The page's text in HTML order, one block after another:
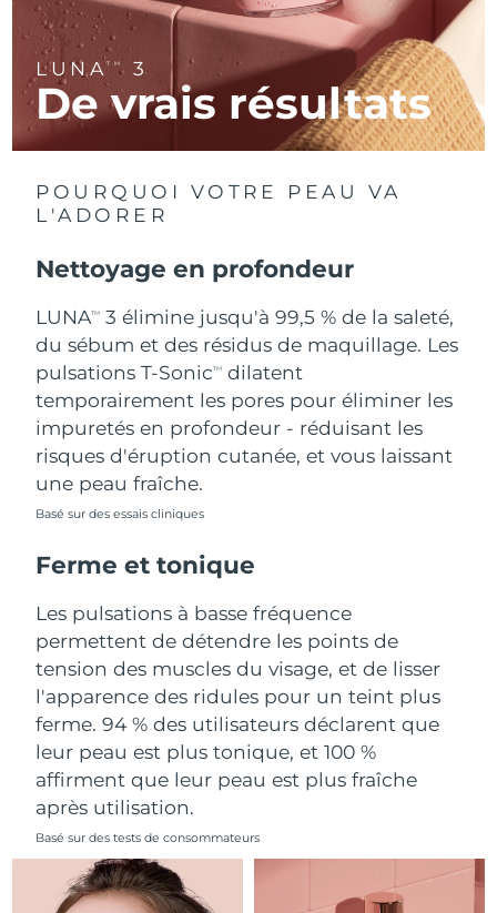
LUNATM 3
De vrais résultats
POURQUOI VOTRE PEAU VA
L'ADORER
Nettoyage en profondeur
LUNATM
3 élimine jusqu'à 99,5 % de la saleté,
du sébum et des résidus de maquillage. Les
pulsations T-SonicTM
dilatent
temporairement les pores pour éliminer les
impuretés en profondeur - réduisant les
risques d'éruption cutanée, et vous laissant
une peau fraîche.
Basé sur des essais cliniques
Ferme et tonique
Les pulsations à basse fréquence
permettent de détendre les points de
tension des muscles du visage, et de lisser
l'apparence des ridules pour un teint plus
ferme. 94 % des utilisateurs déclarent que
leur peau est plus tonique, et 100 %
affirment que leur peau est plus fraîche
après utilisation.
Basé sur des tests de consommateurs
R.A.S. chinoise de
Macao
Livraison estimée8/14/26
Malaisie Livraison estimée8/15/26
Malte
Monaco Livraison estimée
Pays-Bas Livraison estimée 8/12/26
Nouvelle-Zélande
Norvège Livraison estimée8/12/26
Oman
Portugal Livraison estimée
Porto Rico Livraison estimée8/14/26
Qatar Livraison estimée
La Réunion
Roumanie Livraison estimée8/12/26
Russie Livraison estimée